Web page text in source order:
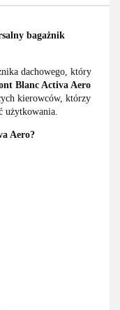
bagażnik
dachowego, który
Blanc Activa Aero
kierowców, którzy
użytkowania.
Aero?